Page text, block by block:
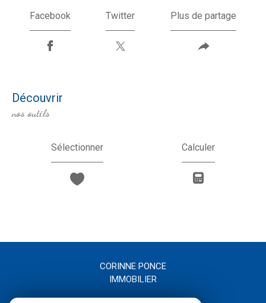
Facebook Twitter Plus de partage
découvrir
nos outils
Sélectionner Calculer
CORINNE PONCE
IMMOBILIER